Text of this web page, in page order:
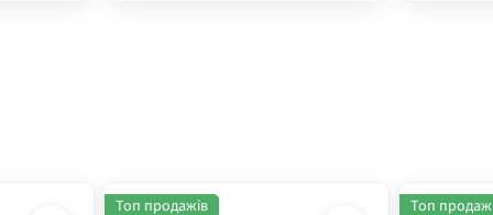
Топ продажів Топ